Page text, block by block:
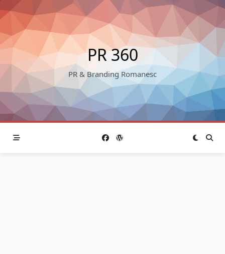
Skip
to
content
PR 360
PR & Branding Romanesc